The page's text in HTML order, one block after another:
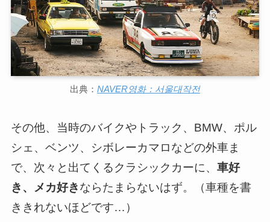
出典： NAVER영화：서울대작전
その他、当時のバイクやトラック、BMW、ポル
シェ、ベンツ、シボレーカマロなどの外車ま
で、次々と出てくるクラシックカーに、 車好
き、メカ好きならたまらないはず。（車種を書
ききれないほどです…）